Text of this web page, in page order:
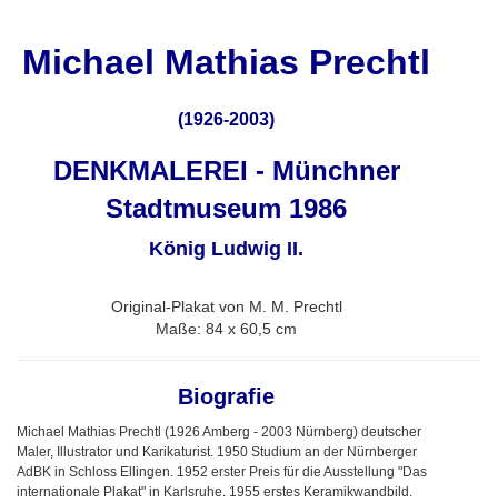
Michael Mathias Prechtl
(1926-2003)
DENKMALEREI - Münchner
Stadtmuseum 1986
König Ludwig II.
Original-Plakat von M. M. Prechtl
Maße: 84 x 60,5 cm
Biografie
Michael Mathias Prechtl (1926 Amberg - 2003 Nürnberg) deutscher
Maler, Illustrator und Karikaturist. 1950 Studium an der Nürnberger
AdBK in Schloss Ellingen. 1952 erster Preis für die Ausstellung "Das
internationale Plakat" in Karlsruhe. 1955 erstes Keramikwandbild.